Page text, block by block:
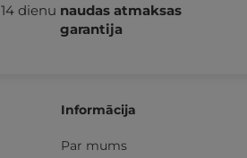
14 dienu naudas atmaksas
garantija
Informācija
Par mums